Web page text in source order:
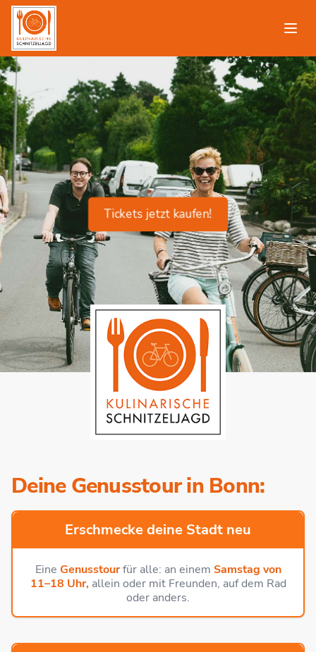
Tickets jetzt kaufen!
Deine Genusstour in Bonn:
Erschmecke deine Stadt neu
Eine Genusstourfür alle: an einem Samstag von
11–18 Uhr,allein oder mit Freunden, auf dem Rad
oder anders.